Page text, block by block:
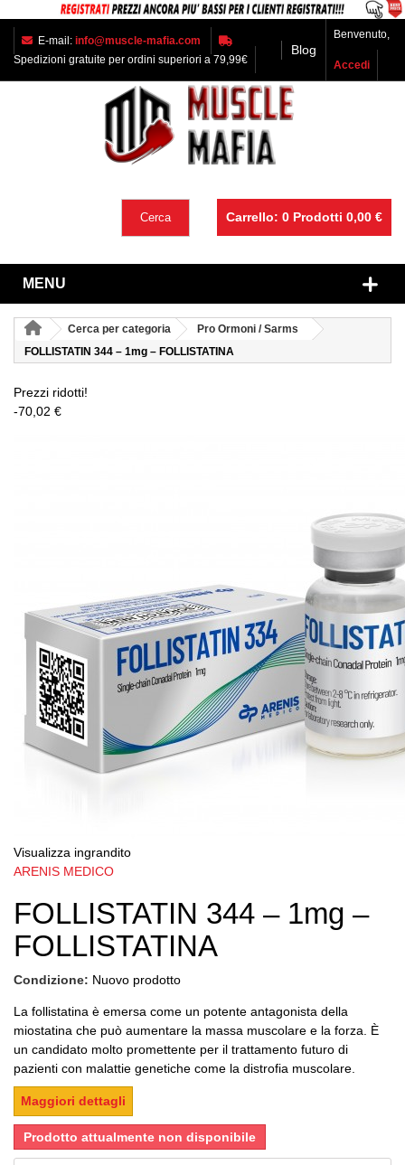
E-mail: info@muscle-mafia.com
Spedizioni gratuite per ordini superiori a 79,99€
Blog
Benvenuto,
Accedi
Carrello: 0 Prodotti 0,00 €
Cerca
MENU
Cerca per categoria
Pro Ormoni / Sarms
FOLLISTATIN 344 – 1mg – FOLLISTATINA
Prezzi ridotti!
-70,02 €
Visualizza ingrandito
ARENIS MEDICO
FOLLISTATIN 344 – 1mg –
FOLLISTATINA
Condizione: Nuovo prodotto
La follistatina è emersa come un potente antagonista della
miostatina che può aumentare la massa muscolare e la forza. È
un candidato molto promettente per il trattamento futuro di
pazienti con malattie genetiche come la distrofia muscolare.
Maggiori dettagli
Prodotto attualmente non disponibile